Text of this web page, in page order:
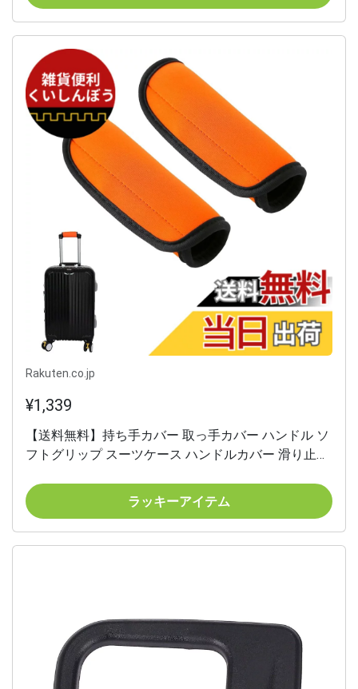
Rakuten.co.jp
¥1,339
【送料無料】持ち手カバー 取っ手カバー ハンドル ソ
フトグリップ スーツケース ハンドルカバー 滑り止め
ラッキーアイテム